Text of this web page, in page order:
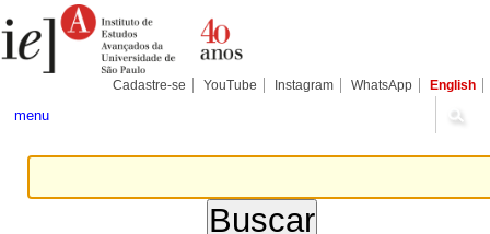
para
conteúdo.
Pessoais
Cadastre-se YouTube Instagram WhatsApp English
menu